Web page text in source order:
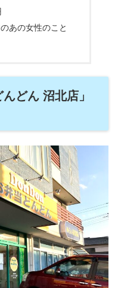
あの女性のこと
どん 沼北店」